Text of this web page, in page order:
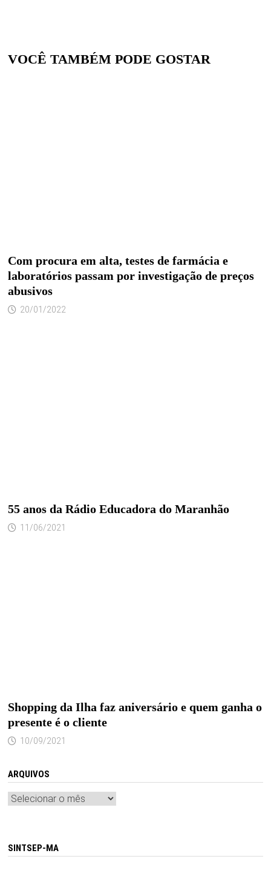
VOCÊ TAMBÉM PODE GOSTAR
Com procura em alta, testes de farmácia e
laboratórios passam por investigação de preços
abusivos
20/01/2022
55 anos da Rádio Educadora do Maranhão
11/06/2021
Shopping da Ilha faz aniversário e quem ganha o
presente é o cliente
10/09/2021
ARQUIVOS
Arquivos
SINTSEP-MA